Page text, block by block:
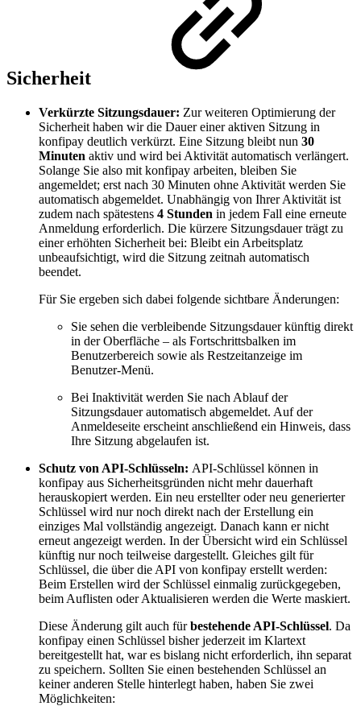
Sicherheit
Verkürzte Sitzungsdauer: Zur weiteren Optimierung der
Sicherheit haben wir die Dauer einer aktiven Sitzung in
konfipay deutlich verkürzt. Eine Sitzung bleibt nun 30
Minuten aktiv und wird bei Aktivität automatisch verlängert.
Solange Sie also mit konfipay arbeiten, bleiben Sie
angemeldet; erst nach 30 Minuten ohne Aktivität werden Sie
automatisch abgemeldet. Unabhängig von Ihrer Aktivität ist
zudem nach spätestens 4 Stunden in jedem Fall eine erneute
Anmeldung erforderlich. Die kürzere Sitzungsdauer trägt zu
einer erhöhten Sicherheit bei: Bleibt ein Arbeitsplatz
unbeaufsichtigt, wird die Sitzung zeitnah automatisch
beendet.
Für Sie ergeben sich dabei folgende sichtbare Änderungen:
Sie sehen die verbleibende Sitzungsdauer künftig direkt
in der Oberfläche – als Fortschrittsbalken im
Benutzerbereich sowie als Restzeitanzeige im
Benutzer-Menü.
Bei Inaktivität werden Sie nach Ablauf der
Sitzungsdauer automatisch abgemeldet. Auf der
Anmeldeseite erscheint anschließend ein Hinweis, dass
Ihre Sitzung abgelaufen ist.
Schutz von API-Schlüsseln: API-Schlüssel können in
konfipay aus Sicherheitsgründen nicht mehr dauerhaft
herauskopiert werden. Ein neu erstellter oder neu generierter
Schlüssel wird nur noch direkt nach der Erstellung ein
einziges Mal vollständig angezeigt. Danach kann er nicht
erneut angezeigt werden. In der Übersicht wird ein Schlüssel
künftig nur noch teilweise dargestellt. Gleiches gilt für
Schlüssel, die über die API von konfipay erstellt werden:
Beim Erstellen wird der Schlüssel einmalig zurückgegeben,
beim Auflisten oder Aktualisieren werden die Werte maskiert.
Diese Änderung gilt auch fürbestehende API-Schlüssel. Da
konfipay einen Schlüssel bisher jederzeit im Klartext
bereitgestellt hat, war es bislang nicht erforderlich, ihn separat
zu speichern. Sollten Sie einen bestehenden Schlüssel an
keiner anderen Stelle hinterlegt haben, haben Sie zwei
Möglichkeiten: